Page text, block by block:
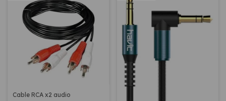
Cable RCA x2 audio